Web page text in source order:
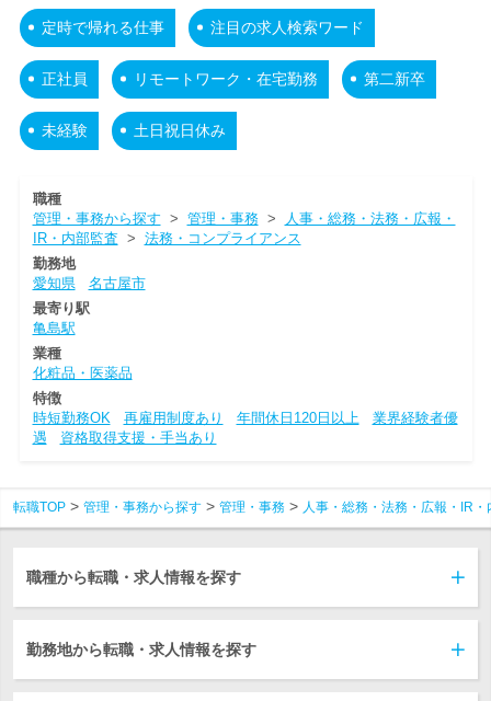
定時で帰れる仕事 注目の求人検索ワード
正社員 リモートワーク・在宅勤務 第二新卒
未経験 土日祝日休み
職種
管理・事務から探す > 管理・事務>
人事・総務・法務・広報・
IR・内部監査 > 法務・コンプライアンス
勤務地
愛知県
名古屋市
最寄り駅
亀島駅
業種
化粧品・医薬品
特徴
時短勤務OK
再雇用制度あり 年間休日120日以上
業界経験者優
遇
資格取得支援・手当あり
転職TOP 管理・事務から探す 管理・事務 人事・総務・法務・広報・IR・
職種から転職・求人情報を探す
勤務地から転職・求人情報を探す